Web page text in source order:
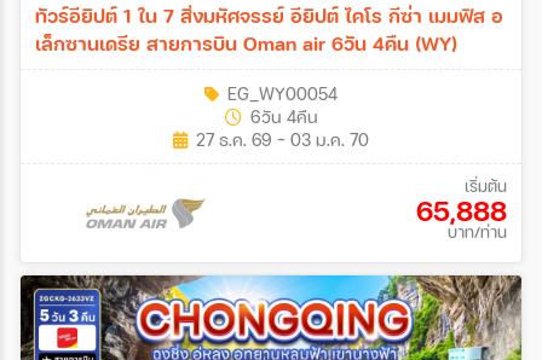
ทัวร์อียิปต์ 1 ใน 7 สิ่งมหัศจรรย์ อียิปต์ ไคโร กีซ่า เมมฟิส อ
เล็กซานเดรีย สายการบิน Oman air 6วัน 4คืน (WY)
EG_WY00054
6วัน 4คืน
27 ธ.ค. 69 - 03 ม.ค. 70
เริ่มต้น
65,888
บาท/ท่าน